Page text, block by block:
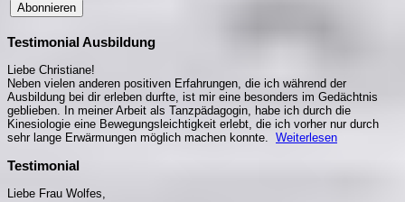
Abonnieren
Testimonial Ausbildung
Liebe Christiane!
Neben vielen anderen positiven Erfahrungen, die ich während der
Ausbildung bei dir erleben durfte, ist mir eine besonders im Gedächtnis
geblieben. In meiner Arbeit als Tanzpädagogin, habe ich durch die
Kinesiologie eine Bewegungsleichtigkeit erlebt, die ich vorher nur durch
sehr lange Erwärmungen möglich machen konnte. Weiterlesen
Testimonial
Liebe Frau Wolfes,